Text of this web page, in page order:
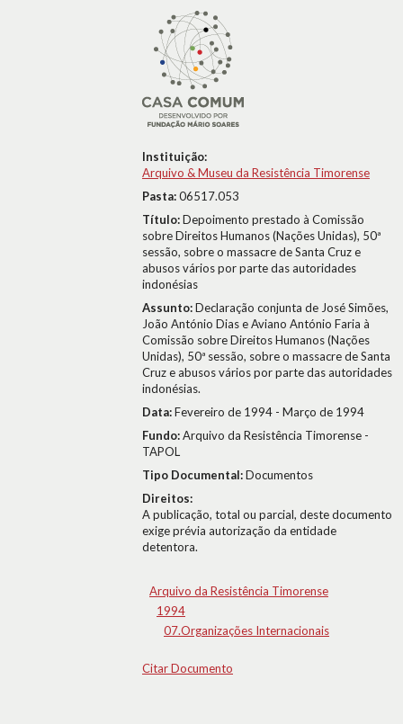
Instituição:
Arquivo & Museu da Resistência Timorense
Pasta:06517.053
Título:Depoimento prestado à Comissão
sobre Direitos Humanos (Nações Unidas), 50ª
sessão, sobre o massacre de Santa Cruz e
abusos vários por parte das autoridades
indonésias
Assunto:Declaração conjunta de José Simões,
João António Dias e Aviano António Faria à
Comissão sobre Direitos Humanos (Nações
Unidas), 50ª sessão, sobre o massacre de Santa
Cruz e abusos vários por parte das autoridades
indonésias.
Data:Fevereiro de 1994 - Março de 1994
Fundo:Arquivo da Resistência Timorense -
TAPOL
Tipo Documental:Documentos
Direitos:
A publicação, total ou parcial, deste documento
exige prévia autorização da entidade
detentora.
Arquivo da Resistência Timorense
1994
07.Organizações Internacionais
Citar Documento